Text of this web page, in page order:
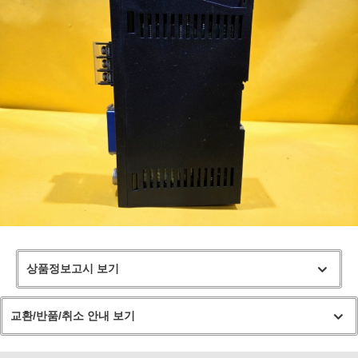
상품정보고시 보기
교환/반품/취소 안내 보기